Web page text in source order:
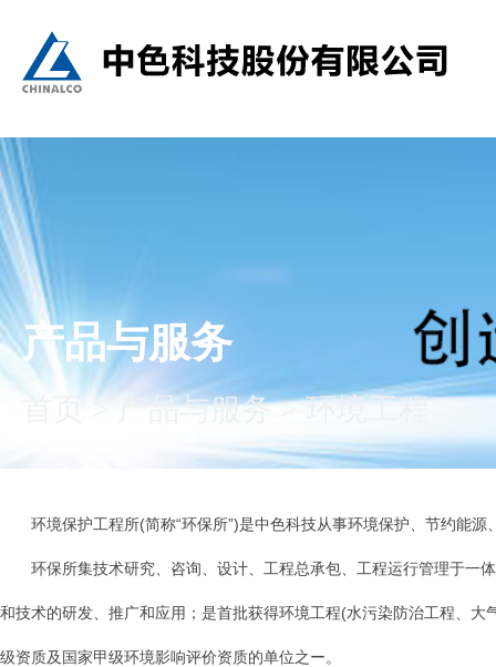
产品与服务
首页 > 产品与服务>环境工程
环境保护工程所(简称“环保所”)是中色科技从事环境保护、节约能源
环保所集技术研究、咨询、设计、工程总承包、工程运行管理于一
和技术的研发、推广和应用；是首批获得环境工程(水污染防治工程、
级资质及国家甲级环境影响评价资质的单位之ー。